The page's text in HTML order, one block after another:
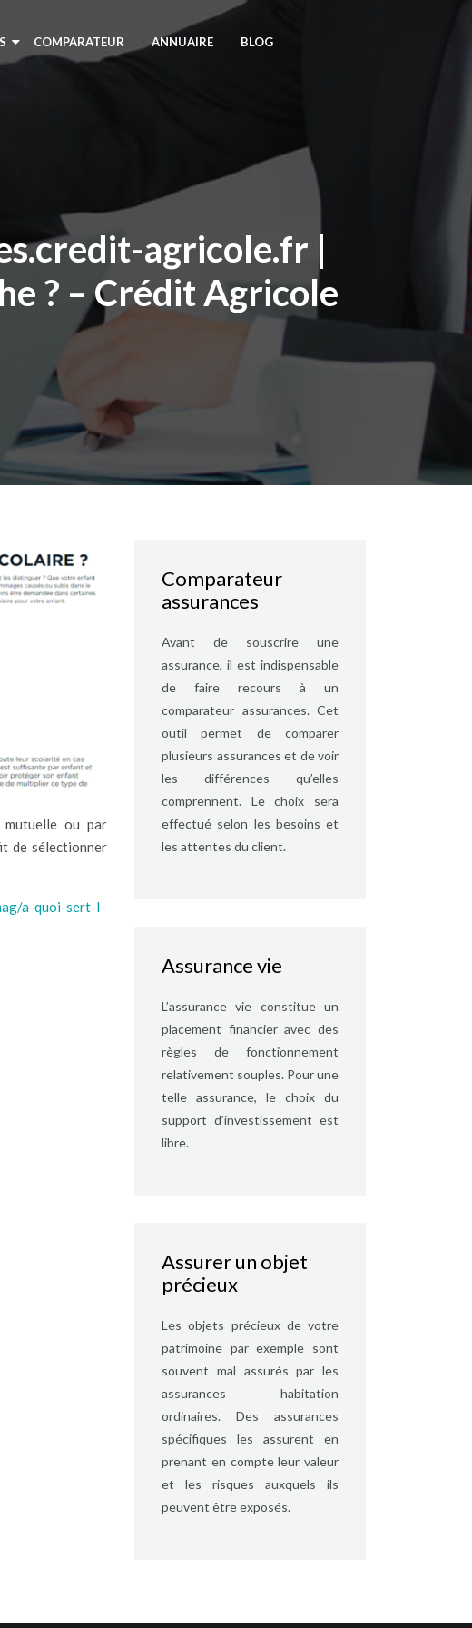
COMPARATEUR ANNUAIRE BLOG
agricole.fr |
? – Crédit Agricole
mutuelle ou par
de sélectionner
a-quoi-sert-l-
Comparateur
assurances
Avant de souscrire une
assurance, il est indispensable
de faire recours à un
comparateur assurances. Cet
outil permet de comparer
plusieurs assurances et de voir
les différences qu’elles
comprennent. Le choix sera
effectué selon les besoins et
les attentes du client.
Assurance vie
L’assurance vie constitue un
placement financier avec des
règles de fonctionnement
relativement souples. Pour une
telle assurance, le choix du
support d’investissement est
libre.
Assurer un objet
précieux
Les objets précieux de votre
patrimoine par exemple sont
souvent mal assurés par les
assurances habitation
ordinaires. Des assurances
spécifiques les assurent en
prenant en compte leur valeur
et les risques auxquels ils
peuvent être exposés.